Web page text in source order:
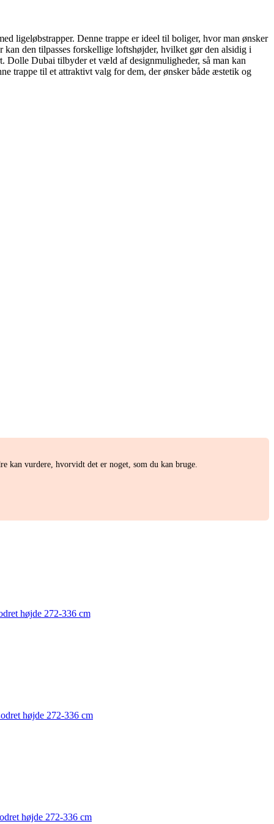
ligeløbstrapper. Denne trappe er ideel til boliger, hvor man ønsker
den tilpasses forskellige loftshøjder, hvilket gør den alsidig i
Dolle Dubai tilbyder et væld af designmuligheder, så man kan
trappe til et attraktivt valg for dem, der ønsker både æstetik og
kan vurdere, hvorvidt det er noget, som du kan bruge.